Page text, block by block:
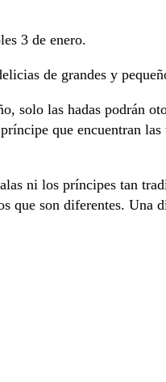
3 de enero.
de grandes y
solo las hadas podrán
que encuentran las
ni los príncipes tan
que son diferentes. Una